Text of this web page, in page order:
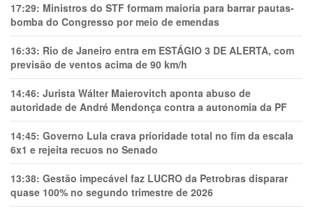
17:29: Ministros do STF formam maioria para barrar pautas-
bomba do Congresso por meio de emendas
16:33: Rio de Janeiro entra em ESTÁGIO 3 DE ALERTA, com
previsão de ventos acima de 90 km/h
14:46: Jurista Wálter Maierovitch aponta abuso de
autoridade de André Mendonça contra a autonomia da PF
14:45: Governo Lula crava prioridade total no fim da escala
6x1 e rejeita recuos no Senado
13:38: Gestão impecável faz LUCRO da Petrobras disparar
quase 100% no segundo trimestre de 2026